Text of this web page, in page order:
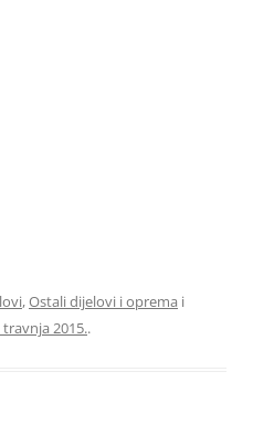
,Ostali dijelovi i oprema i
travnja 2015..